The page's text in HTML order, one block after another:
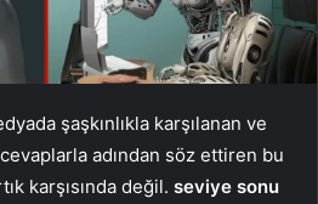
şaşkınlıkla karşılanan ve
adından söz ettiren bu
karşısında değil. seviye sonu